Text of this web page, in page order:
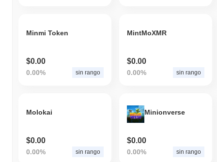
Minmi Token
$0.00
0.00% sin rango
MintMoXMR
$0.00
0.00% sin rango
Molokai
$0.00
0.00% sin rango
Minionverse
$0.00
0.00% sin rango